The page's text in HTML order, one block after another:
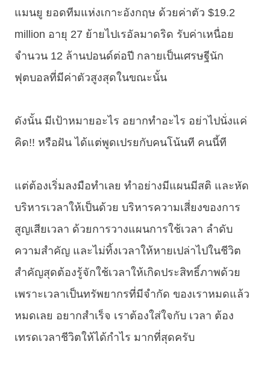
แมนยู ยอดทีมแห่งเกาะอังกฤษ ด้วยค่าตัว $19.2
million อายุ 27 ย้ายไปเรอัลมาดริด รับค่าเหนื่อย
จำนวน 12 ล้านปอนด์ต่อปี กลายเป็นเศรษฐีนัก
ฟุตบอลที่มีค่าตัวสูงสุดในขณะนั้น
ดังนั้น มีเป้าหมายอะไร อยากทำอะไร อย่าไปนั่งแค่
คิด!! หรือฝัน ได้แต่พูดเปรยกับคนโน้นที คนนี้ที
แต่ต้องเริ่มลงมือทำเลย ทำอย่างมีแผนมีสติ และหัด
บริหารเวลาให้เป็นด้วย บริหารความเสี่ยงของการ
สูญเสียเวลา ด้วยการวางแผนการใช้เวลา ลำดับ
ความสำคัญ และไม่ทิ้งเวลาให้หายเปล่าไปในชีวิต
สำคัญสุดต้องรู้จักใช้เวลาให้เกิดประสิทธิ์ภาพด้วย
เพราะเวลาเป็นทรัพยากรที่มีจำกัด ของเราหมดแล้ว
หมดเลย อยากสำเร็จ เราต้องใส่ใจกับ เวลา ต้อง
เทรดเวลาชีวิตให้ได้กำไร มากที่สุดครับ